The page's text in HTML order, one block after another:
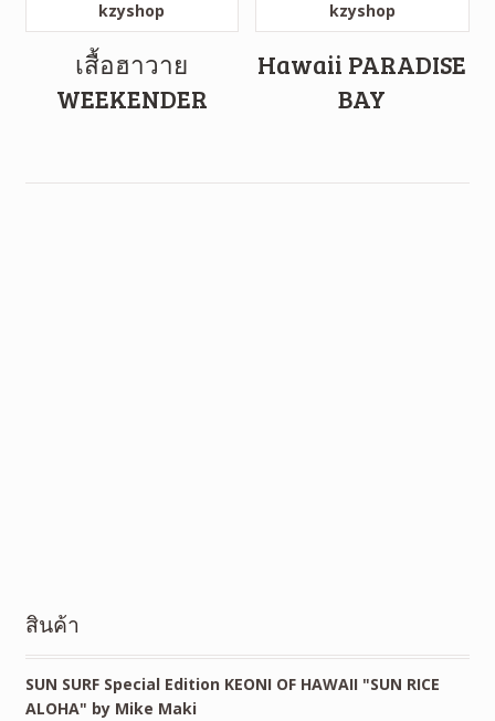
เสื้อฮาวาย
WEEKENDER
Hawaii PARADISE
BAY
สินค้า
SUN SURF Special Edition KEONI OF HAWAII "SUN RICE
ALOHA" by Mike Maki